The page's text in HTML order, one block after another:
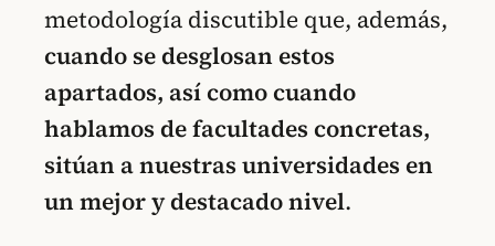
metodología discutible que, además,
cuando se desglosan estos
apartados, así como cuando
hablamos de facultades concretas,
sitúan a nuestras universidades en
un mejor y destacado nivel.